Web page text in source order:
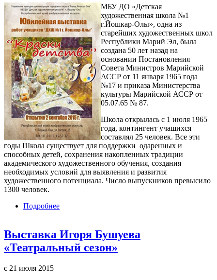
МБУ ДО «Детская
художественная школа №1
г.Йошкар-Олы», одна из
старейших художественных школ
Республики Марий Эл, была
создана 50 лет назад на
основании Постановления
Совета Министров Марийской
АССР от 11 января 1965 года
№17 и приказа Министерства
культуры Марийской АССР от
05.07.65 № 87.
Школа открылась с 1 июля 1965
года, контингент учащихся
составлял 25 человек. Все эти
годы Школа существует для поддержки одаренных и
способных детей, сохранения накопленных традиции
академического художественного обучения, создания
необходимых условий для выявления и развития
художественного потенциала. Число выпускников превысило
1300 человек.
Подробнее
Выставка Игоря Бушуева
«Театральный сезон»
с 21 июля 2015